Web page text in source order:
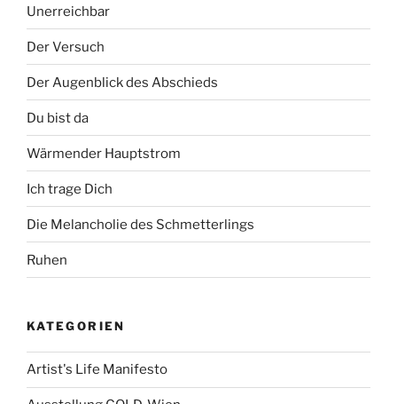
Unerreichbar
Der Versuch
Der Augenblick des Abschieds
Du bist da
Wärmender Hauptstrom
Ich trage Dich
Die Melancholie des Schmetterlings
Ruhen
KATEGORIEN
Artist's Life Manifesto